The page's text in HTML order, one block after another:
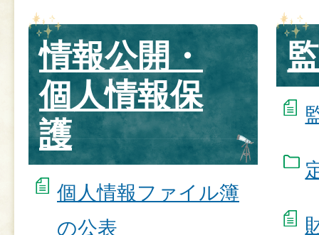
情報公開・
個人情報保
護
個人情報ファイル簿
の公表